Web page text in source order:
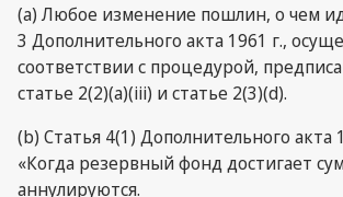
(a) Любое изменение пошлин, о чем
3 Дополнительного акта 1961 г.,
соответствии с процедурой,
статье 2(2)(a)(iii) и статье 2(3)(d).
(b) Статья 4(1) Дополнительного акта
«Когда резервный фонд достигает
аннулируются.